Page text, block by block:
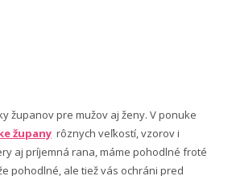
županov pre mužov aj ženy. V ponuke
župany rôznych veľkostí, vzorov i
aj príjemná rana, máme pohodlné froté
pohodlné, ale tiež vás ochráni pred